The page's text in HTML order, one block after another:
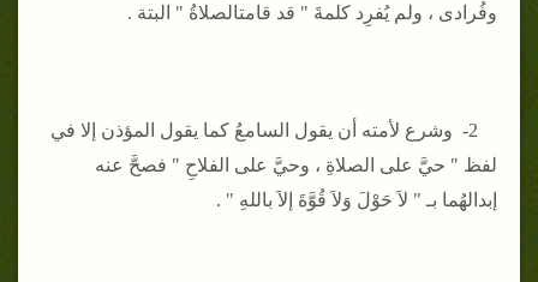
وفُرادى ، ولم يُفرِد كلمةَ " قد قامتالصلاةُ " البتة .
2- وشرع لأمته أن يقول السامعُ كما يقول المؤذن إلا في
لفظ " حيَّ على الصلاةِ ، وحيَّ على الفلاحِ " فصحَّ عنه
إبدالهُما بـ " لاَ حَوْلَ وَلاَ قُوَّةَ إلاَ باللهِ " .